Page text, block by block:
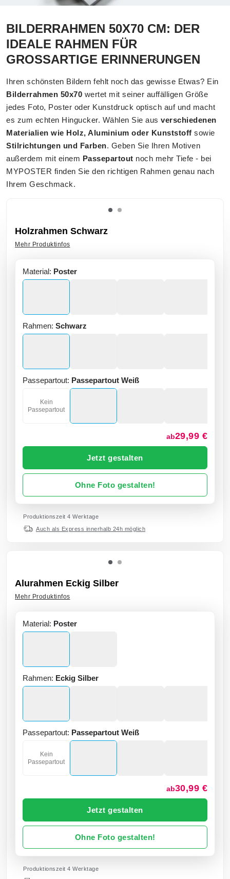
BILDERRAHMEN 50X70 CM: DER
IDEALE RAHMEN FÜR
GROSSARTIGE ERINNERUNGEN
Ihren schönsten Bildern fehlt noch das gewisse Etwas? Ein
Bilderrahmen 50x70 wertet mit seiner auffälligen Größe
jedes Foto, Poster oder Kunstdruck optisch auf und macht
es zum echten Hingucker. Wählen Sie aus verschiedenen
Materialien wie Holz, Aluminium oder Kunststoff sowie
Stilrichtungen und Farben. Geben Sie Ihren Motiven
außerdem mit einem Passepartout noch mehr Tiefe - bei
MYPOSTER finden Sie den richtigen Rahmen genau nach
Ihrem Geschmack.
Holzrahmen Schwarz
Mehr Produktinfos
Material: Poster
Rahmen: Schwarz
Passepartout: Passepartout Weiß
Kein
Passepartout
ab29,99 €
Jetzt gestalten
Ohne Foto gestalten!
Produktionszeit 4 Werktage
Auch als Express innerhalb 24h möglich
Alurahmen Eckig Silber
Mehr Produktinfos
Material: Poster
Rahmen: Eckig Silber
Passepartout: Passepartout Weiß
Kein
Passepartout
ab30,99 €
Jetzt gestalten
Ohne Foto gestalten!
Produktionszeit 4 Werktage